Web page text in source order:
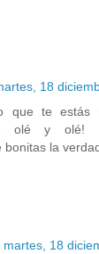
18
que te estás
olé y olé!
la
martes, 18